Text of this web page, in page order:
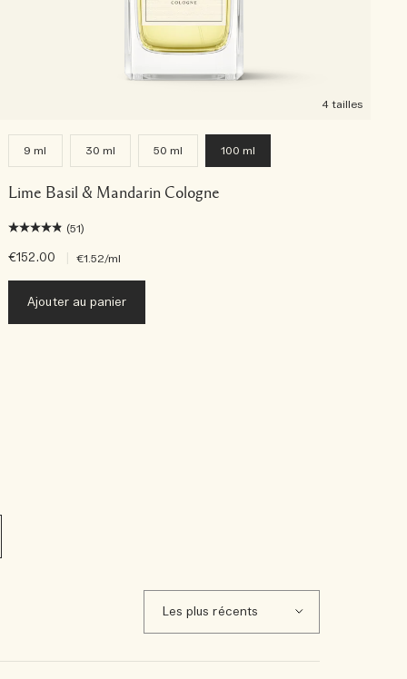
4 tailles
9 ml 30 ml 50 ml 100 ml
Lime Basil & Mandarin Cologne
(51)
€152.00 €1.52/ml
Ajouter au panier